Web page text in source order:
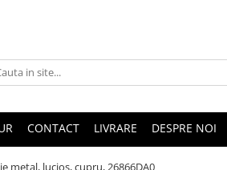
CONTACT LIVRARE DESPRE NOI
metal, lucios, cupru, 26866DA0